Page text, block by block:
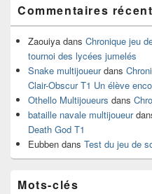
Commentaires
Zaouiya dans Chronique jeu
tournoi des lycées jumelés
Snake multijoueurdans
Clair-Obscur T1 Un élève
Othello Multijoueurs dans
bataille navale multijoueur
Death God T1
Eubben dans Test du jeu de
Mots-clés